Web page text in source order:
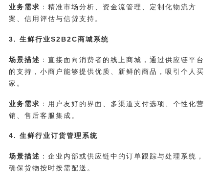
业务需求 ：精准市场分析、资金流管理、定制化物流方
案、信用评估与信贷支持。
3. 生鲜行业S2B2C商城系统
场景描述 ：直接面向消费者的线上商城，通过供应链平台
的支持，小商户能够提供优质、新鲜的商品，吸引个人买
家。
业务需求 ：用户友好的界面、多渠道支付选项、个性化营
销、售后客服集成。
4. 生鲜行业订货管理系统
场景描述 ：企业内部或供应链中的订单跟踪与处理系统，
确保货物按时按需配送。